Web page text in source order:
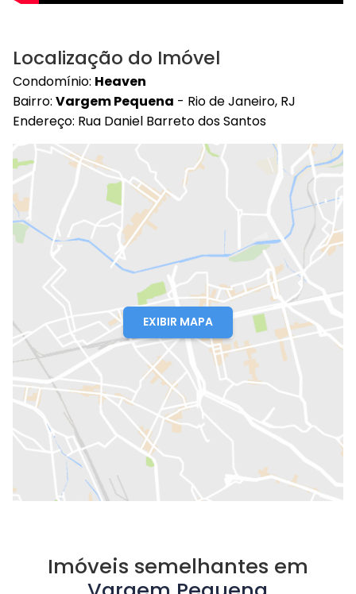
Localização do Imóvel
Condomínio: Heaven
Bairro: Vargem Pequena - Rio de Janeiro, RJ
Endereço: Rua Daniel Barreto dos Santos
EXIBIR MAPA
Imóveis semelhantes em